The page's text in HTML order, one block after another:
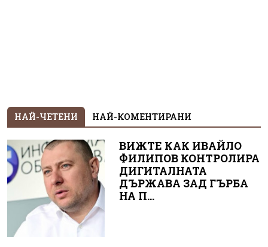
НАЙ-ЧЕТЕНИ НАЙ-КОМЕНТИРАНИ
ВИЖТЕ КАК ИВАЙЛО
ФИЛИПОВ КОНТРОЛИРА
ДИГИТАЛНАТА
ДЪРЖАВА ЗАД ГЪРБА
НА П...